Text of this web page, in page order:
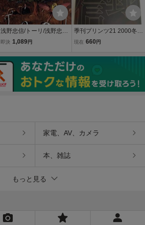
浅野忠信/トーリ/浅野忠
信
即決 1,089円
季刊プリンツ21 2000冬
浅野忠信 Dear My Friend
現在 660 円
家電、AV、カメラ
本、雑誌
もっと見る